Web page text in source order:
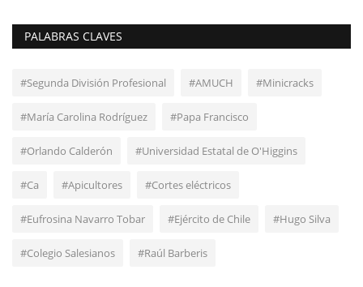
PALABRAS CLAVES
#Segunda División Profesional #AMUCH #Minicracks
#María Carolina Rodríguez #Papa Francisco
#Orlando Calderón #Universidad Estatal de O'Higgins
#Ca #Apicultores #Cortes eléctricos
#Eufrosina Navarro Tobar #Ejército de Chile #Hugo Silva
#Colegio Salesianos #Raúl Barberis